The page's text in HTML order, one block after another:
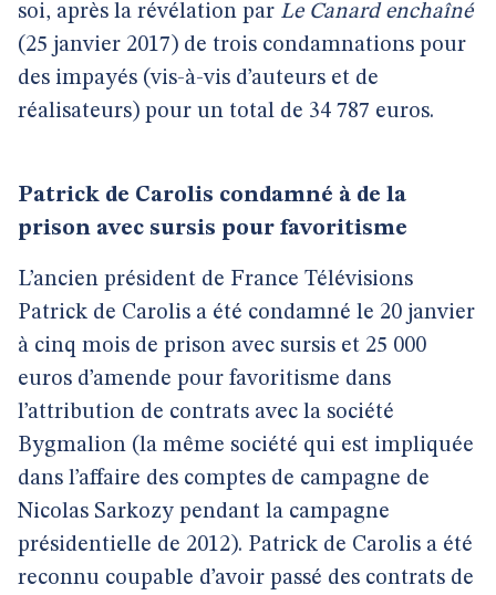
soi, après la révélation par Le Canard enchaîné
(25 janvier 2017) de trois condamnations pour
des impayés (vis-à-vis d’auteurs et de
réalisateurs) pour un total de 34 787 euros.
Patrick de Carolis condamné à de la
prison avec sursis pour favoritisme
L’ancien président de France Télévisions
Patrick de Carolis a été condamné le 20 janvier
à cinq mois de prison avec sursis et 25 000
euros d’amende pour favoritisme dans
l’attribution de contrats avec la société
Bygmalion (la même société qui est impliquée
dans l’affaire des comptes de campagne de
Nicolas Sarkozy pendant la campagne
présidentielle de 2012). Patrick de Carolis a été
reconnu coupable d’avoir passé des contrats de